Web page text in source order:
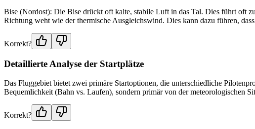
Bise (Nordost): Die Bise drückt oft kalte, stabile Luft in das Tal. Dies führt oft
Richtung weht wie der thermische Ausgleichswind. Dies kann dazu führen,
Korrekt?
Detaillierte Analyse der Startplätze
Das Fluggebiet bietet zwei primäre Startoptionen, die unterschiedliche
Bequemlichkeit (Bahn vs. Laufen), sondern primär von der meteorologischen
Korrekt?